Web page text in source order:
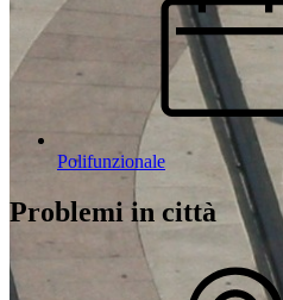
Polifunzionale
Problemi in città